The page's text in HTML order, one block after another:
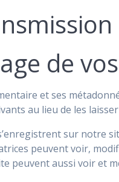
de
et ses
au lieu de les
sur notre
peuvent voir,
peuvent aussi voir et